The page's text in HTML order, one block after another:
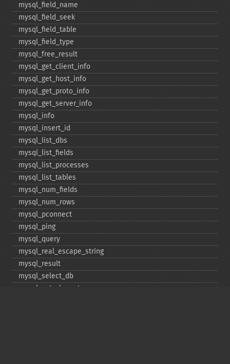
mysql_​field_​name
mysql_​field_​seek
mysql_​field_​table
mysql_​field_​type
mysql_​free_​result
mysql_​get_​client_​info
mysql_​get_​host_​info
mysql_​get_​proto_​info
mysql_​get_​server_​info
mysql_​info
mysql_​insert_​id
mysql_​list_​dbs
mysql_​list_​fields
mysql_​list_​processes
mysql_​list_​tables
mysql_​num_​fields
mysql_​num_​rows
mysql_​pconnect
mysql_​ping
mysql_​query
mysql_​real_​escape_​string
mysql_​result
mysql_​select_​db
mysql_​set_​charset